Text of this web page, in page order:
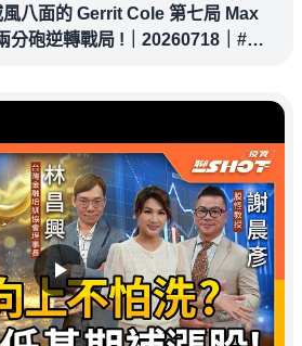
八面的 Gerrit Cole 第七局 Max
分砲逆轉戰局 !｜20260718｜#洛